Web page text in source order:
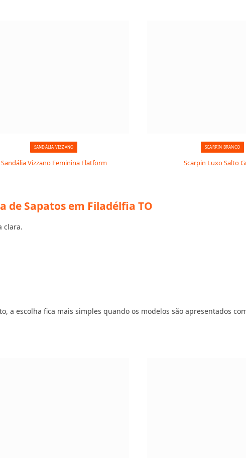
SANDÁLIA VIZZANO
Sandália Vizzano Feminina Flatform
SCARPIN BRANCO
Scarpin Luxo Salto
de Sapatos em Filadélfia TO
clara.
a escolha fica mais simples quando os modelos são apresentados